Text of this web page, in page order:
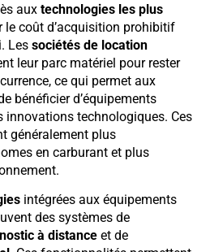
aux technologies les plus
le coût d’acquisition prohibitif
Les sociétés de location
leur parc matériel pour rester
ce qui permet aux
bénéficier d’équipements
innovations technologiques. Ces
généralement plus
en carburant et plus
intégrées aux équipements
des systèmes de
à distance et de